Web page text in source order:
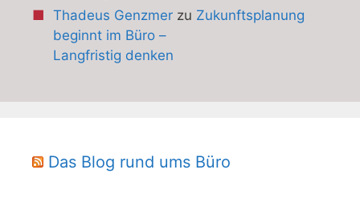
Thadeus Genzmerzu Zukunftsplanung
beginnt im Büro –
Langfristig denken
Das Blog rund ums Büro